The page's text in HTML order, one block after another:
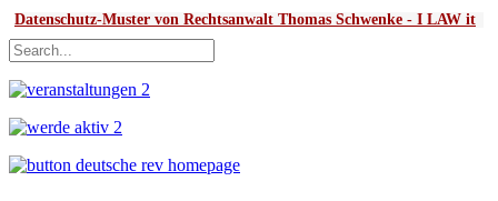
Datenschutz-Muster von Rechtsanwalt Thomas Schwenke - I LAW it